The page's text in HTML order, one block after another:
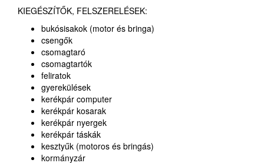
KIEGÉSZÍTŐK, FELSZERELÉSEK:
bukósisakok (motor és bringa)
csengők
csomagtaró
csomagtartók
feliratok
gyerekülések
kerékpár computer
kerékpár kosarak
kerékpár nyergek
kerékpár táskák
kesztyűk (motoros és bringás)
kormányzár